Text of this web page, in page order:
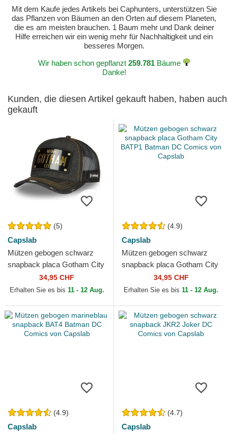
Mit dem Kaufe jedes Artikels bei Caphunters, unterstützen Sie
das Pflanzen von Bäumen an den Orten auf diesem Planeten,
die es am meisten brauchen. 1 Baum mehr und Dank deiner
Hilfe erreichen wir ein wenig mehr für Nachhaltigkeit und ein
besseres Morgen.
Wir haben schon gepflanzt 259.781Bäume
Danke!
Kunden, die diesen Artikel gekauft haben, haben auch
gekauft
(5)
Capslab
Mützen gebogen schwarz
snapback placa Gotham City
DC6 BATP1 Batman DC
Comics von Capslab
34,95 CHF
Erhalten Sie es bis 11 - 12 Aug.
(4.9)
Capslab
Mützen gebogen schwarz
snapback placa Gotham City
BATP1 Batman DC Comics
von Capslab
34,95 CHF
Erhalten Sie es bis 11 - 12 Aug.
(4.9)
Capslab
(4.7)
Capslab